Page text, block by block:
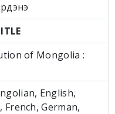
of Mongolia :
English,
French, German,